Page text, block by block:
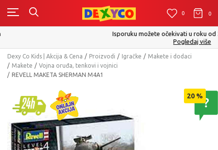
0 0 0
Isporuku možete očekivati u roku od 2 do 4 radna dana!
Dexy Co Kids | Akcija & Cena Proizvodi Igračke
Makete i dodaci
Makete
Vojna oruđa, tenkovi i vojnici
REVELL MAKETA SHERMAN M4A1
20 %